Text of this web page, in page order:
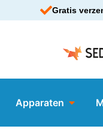
Gratis
Apparaten